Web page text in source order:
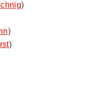
)
)
)